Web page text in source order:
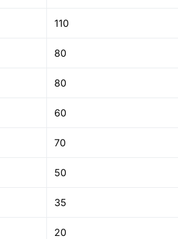
110
80
80
60
70
50
35
20